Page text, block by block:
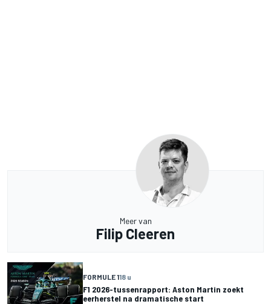
Meer van
Filip Cleeren
FORMULE 118 u
F1 2026-tussenrapport: Aston Martin zoekt
eerherstel na dramatische start